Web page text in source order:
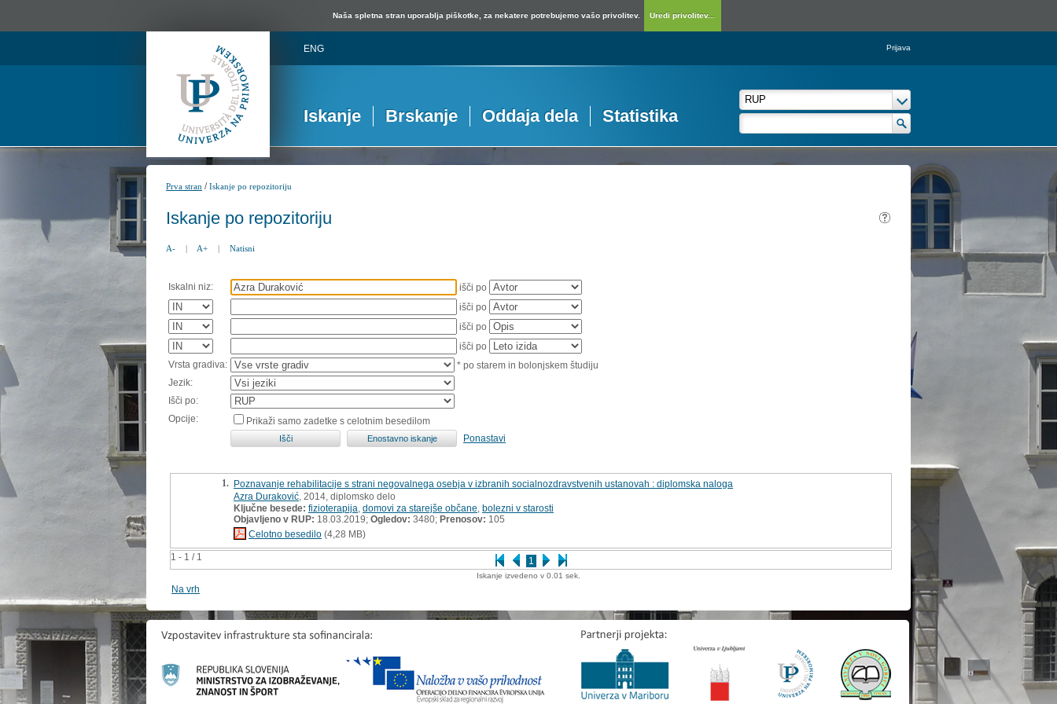
Naša spletna stran uporablja piškotke, za nekatere potrebujemo vašo privolitev. Uredi privolitev...
ENG Prijava
Iskanje Brskanje Oddaja dela Statistika
Prva stran /Iskanje po repozitoriju
Iskanje po repozitoriju
A- | A+ | Natisni
Iskalni niz:
išči po
išči po
išči po
išči po
Vrsta gradiva:
* po starem in bolonjskem študiju
Jezik:
Išči po:
Opcije:
Prikaži samo zadetke s celotnim besedilom
Ponastavi
1 - 1 / 1 1
1. Poznavanje rehabilitacije s strani negovalnega osebja v izbranih socialnozdravstvenih ustanovah : diplomska naloga
Azra Duraković , 2014, diplomsko delo
Ključne besede: fizioterapija domovi za starejše občane bolezni v starosti
Objavljeno v RUP: 18.03.2019; Ogledov: 3480; Prenosov: 105
Celotno besedilo (4,28 MB)
Iskanje izvedeno v 0.01 sek.
Na vrh